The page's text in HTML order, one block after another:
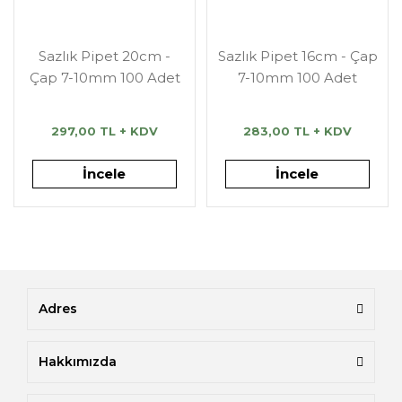
Sazlık Pipet 20cm -
Çap 7-10mm 100 Adet
297,00 TL + KDV
İncele
Sazlık Pipet 16cm - Çap
7-10mm 100 Adet
283,00 TL + KDV
İncele
Adres
Hakkımızda